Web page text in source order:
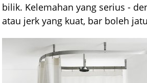
bilik. Kelemahan yang serius -
atau jerk yang kuat, bar boleh